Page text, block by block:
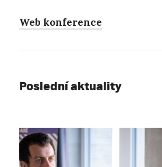
Web konference
Poslední aktuality